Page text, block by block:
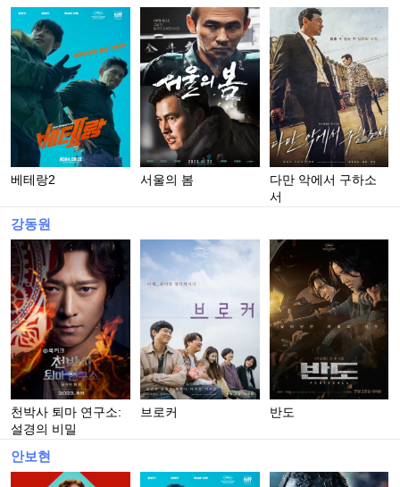
베테랑2 서울의 봄
다만 악에서 구하소
서
강동원
천박사 퇴마 연구소:
설경의 비밀
브로커 반도
안보현